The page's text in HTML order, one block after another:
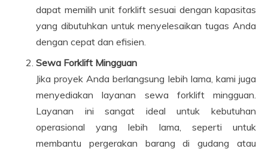
dapat memilih unit forklift sesuai dengan kapasitas
yang dibutuhkan untuk menyelesaikan tugas Anda
dengan cepat dan efisien.
Sewa Forklift Mingguan
Jika proyek Anda berlangsung lebih lama, kami juga
menyediakan layanan sewa forklift mingguan.
Layanan ini sangat ideal untuk kebutuhan
operasional yang lebih lama, seperti untuk
membantu pergerakan barang di gudang atau